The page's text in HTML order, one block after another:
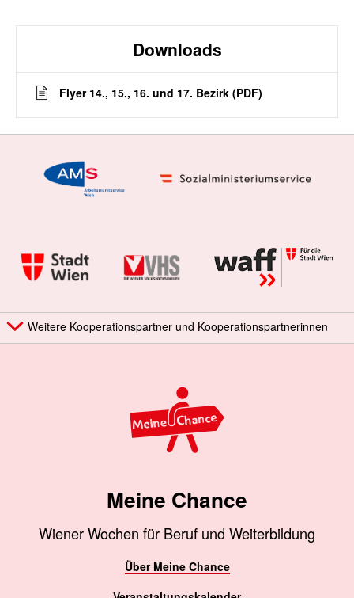
Downloads
Flyer 14., 15., 16. und 17. Bezirk (PDF)
Weitere Kooperationspartner und Kooperationspartnerinnen
Meine Chance
Wiener Wochen für Beruf und Weiterbildung
Über Meine Chance